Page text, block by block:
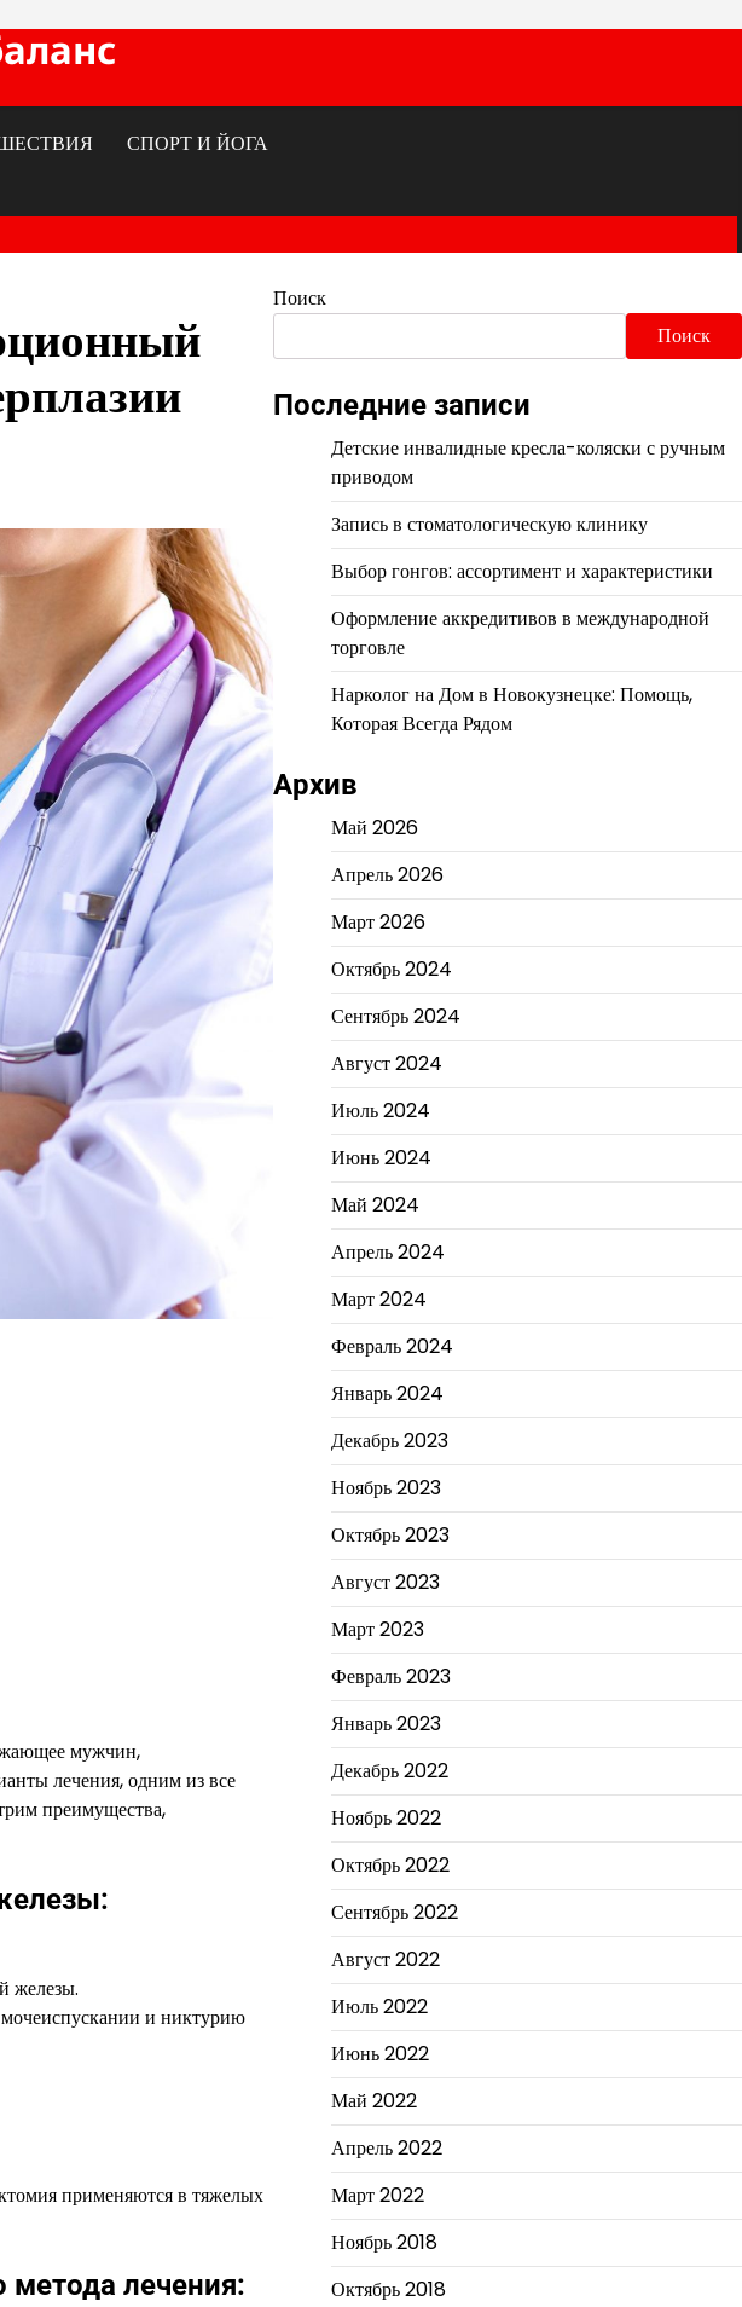
СПОРТ И ЙОГА
мужчин,
лечения, одним из все
преимущества,
железы.
и никтурию
применяются в тяжелых
лечения:
Поиск
Поиск
Последние записи
Детские инвалидные кресла-коляски с ручным
приводом
Запись в стоматологическую клинику
Выбор гонгов: ассортимент и характеристики
Оформление аккредитивов в международной
торговле
Нарколог на Дом в Новокузнецке: Помощь,
Которая Всегда Рядом
Архив
Май 2026
Апрель 2026
Март 2026
Октябрь 2024
Сентябрь 2024
Август 2024
Июль 2024
Июнь 2024
Май 2024
Апрель 2024
Март 2024
Февраль 2024
Январь 2024
Декабрь 2023
Ноябрь 2023
Октябрь 2023
Август 2023
Март 2023
Февраль 2023
Январь 2023
Декабрь 2022
Ноябрь 2022
Октябрь 2022
Сентябрь 2022
Август 2022
Июль 2022
Июнь 2022
Май 2022
Апрель 2022
Март 2022
Ноябрь 2018
Октябрь 2018